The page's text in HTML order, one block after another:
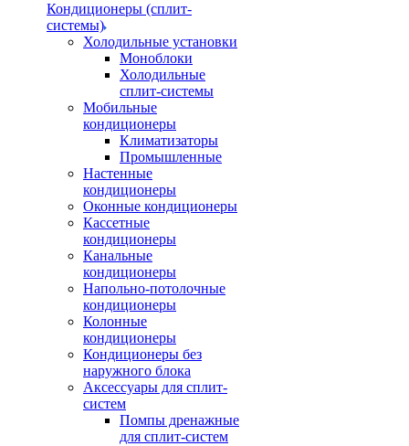
Кондиционеры (сплит-
системы)
Холодильные установки
Моноблоки
Холодильные
сплит-системы
Мобильные
кондиционеры
Климатизаторы
Промышленные
Настенные
кондиционеры
Оконные кондиционеры
Кассетные
кондиционеры
Канальные
кондиционеры
Напольно-потолочные
кондиционеры
Колонные
кондиционеры
Кондиционеры без
наружного блока
Аксессуары для сплит-
систем
Помпы дренажные
для сплит-систем